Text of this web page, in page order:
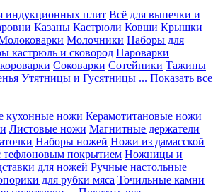
индукционных плит Всё для выпечки и
Казаны Кастрюли Ковши Крышки
Молочники Наборы для
кастрюль и сковород Пароварки
Соковарки Сотейники Тажины
Утятницы и Гусятницы ... Показать все
кухонные ножи Керамотитановые ножи
Листовые ножи Магнитные держатели
Наборы ножей Ножи из дамасской
покрытием Ножницы и
для ножей Ручные настольные
для рубки мяса Точильные камни